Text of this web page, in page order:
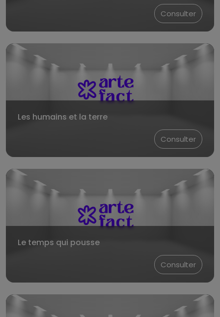
Consulter
Les humains et la terre
Consulter
Le temps qui pousse
Consulter